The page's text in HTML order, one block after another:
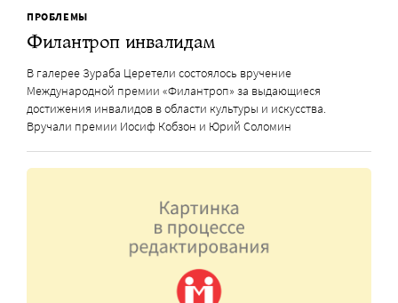
ПРОБЛЕМЫ
Филантроп инвалидам
В галерее Зураба Церетели состоялось вручение
Международной премии «Филантроп» за выдающиеся
достижения инвалидов в области культуры и искусства.
Вручали премии Иосиф Кобзон и Юрий Соломин